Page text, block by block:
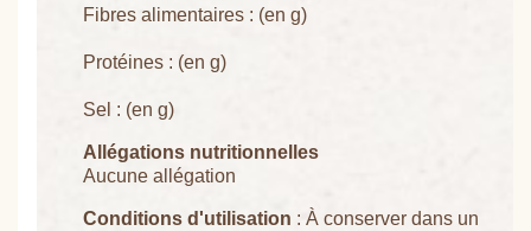
Fibres alimentaires : (en g)
Protéines : (en g)
Sel : (en g)
Allégations nutritionnelles
Aucune allégation
Conditions d'utilisation : À conserver dans un